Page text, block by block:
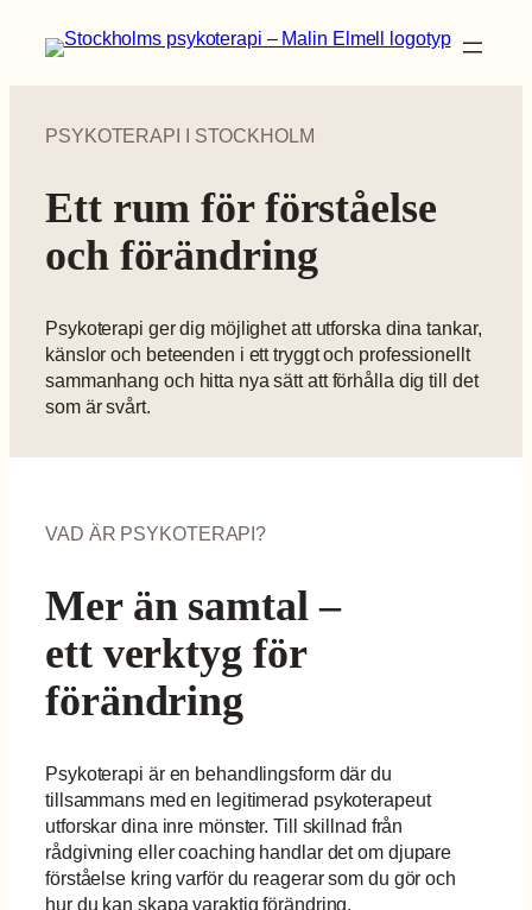
PSYKOTERAPI I STOCKHOLM
Ett rum för förståelse
och förändring
Psykoterapi ger dig möjlighet att utforska dina tankar,
känslor och beteenden i ett tryggt och professionellt
sammanhang och hitta nya sätt att förhålla dig till det
som är svårt.
VAD ÄR PSYKOTERAPI?
Mer än samtal –
ett verktyg för
förändring
Psykoterapi är en behandlingsform där du
tillsammans med en legitimerad psykoterapeut
utforskar dina inre mönster. Till skillnad från
rådgivning eller coaching handlar det om djupare
förståelse kring varför du reagerar som du gör och
hur du kan skapa varaktig förändring.